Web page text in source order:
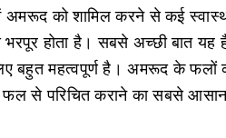
को शामिल करने से कई
होता है। सबसे अच्छी बात यह
बहुत महत्वपूर्ण है। अमरूद के
फल से परिचित कराने का सबसे